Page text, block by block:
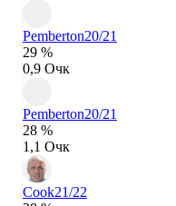
Pemberton20/21
29 %
0,9 Очк
Pemberton20/21
28 %
1,1 Очк
Cook21/22